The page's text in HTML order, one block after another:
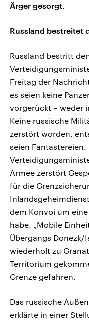
Ärger gesorgt.
Russland bestreitet
Russland bestritt
Freitag der
es seien keine
vorgerückt – weder
Keine russische
zerstört worden,
seien
Armee zerstört
für die
dem Konvoi um
habe. „Mobile
Übergangs
wiederholt zu
Territorium
Grenze gefahren.
Das russische
erklärte in einer